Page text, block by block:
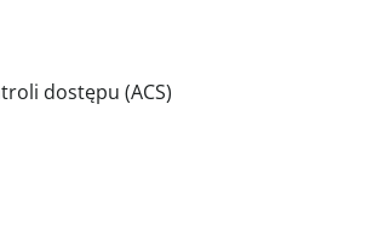
dostępu (ACS)